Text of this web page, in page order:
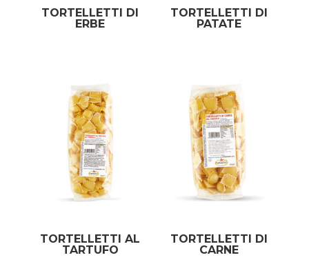
TORTELLETTI DI
ERBE
TORTELLETTI DI
PATATE
TORTELLETTI AL
TARTUFO
TORTELLETTI DI
CARNE